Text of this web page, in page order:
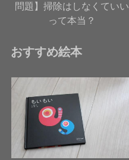
問題】掃除はしなくていい
って本当？
おすすめ絵本